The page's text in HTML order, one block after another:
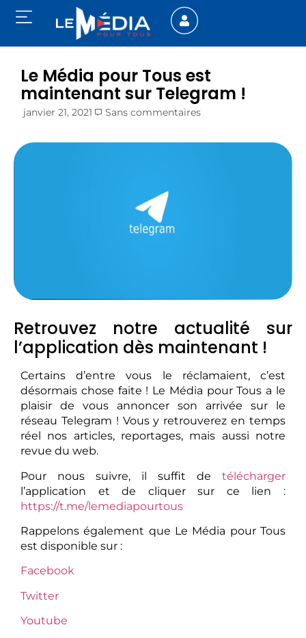
Le Média pour Tous est
maintenant sur Telegram !
janvier 21, 2021 Sans commentaires
Retrouvez notre actualité sur
l’application dès maintenant !
Certains d’entre vous le réclamaient, c’est
désormais chose faite ! Le Média pour Tous a le
plaisir de vous annoncer son arrivée sur le
réseau Telegram ! Vous y retrouverez en temps
réel nos articles, reportages, mais aussi notre
revue du web.
Pour nous suivre, il suffit de télécharger
l’application et de cliquer sur ce lien :
https://t.me/lemediapourtous
Rappelons également que Le Média pour Tous
est disponible sur :
Facebook
Twitter
Youtube